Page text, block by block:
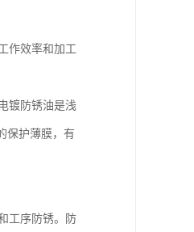
作效率和加工
镀防锈油是浅
保护薄膜，有
工序防锈。防